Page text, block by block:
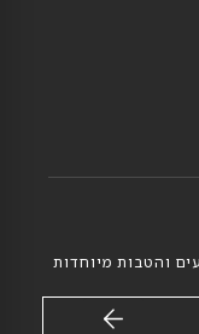
והטבות מיוחדות